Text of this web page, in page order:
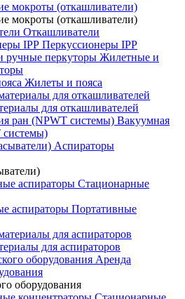
мокроты (откашливатели)
мокроты (откашливатели)
Откашливатели
Перкуссионеры IPP
Жилетные и
Жилеты и пояса
для откашливателей
Вакуумная
системы)
Аспираторы
Стационарные
Портативные
для аспираторов
Аренда
оборудования